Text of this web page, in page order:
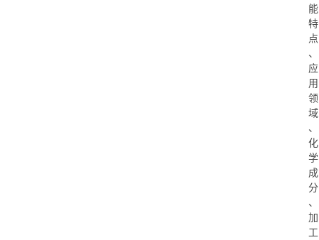
能
特
点
、
应
用
领
域
、
化
学
成
分
、
加
工